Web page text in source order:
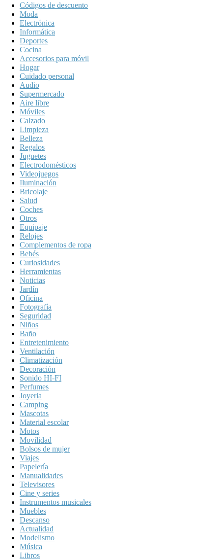
Códigos de descuento
Moda
Electrónica
Informática
Deportes
Cocina
Accesorios para móvil
Hogar
Cuidado personal
Audio
Supermercado
Aire libre
Móviles
Calzado
Limpieza
Belleza
Regalos
Juguetes
Electrodomésticos
Videojuegos
Iluminación
Bricolaje
Salud
Coches
Otros
Equipaje
Relojes
Complementos de ropa
Bebés
Curiosidades
Herramientas
Noticias
Jardín
Oficina
Fotografía
Seguridad
Niños
Baño
Entretenimiento
Ventilación
Climatización
Decoración
Sonido HI-FI
Perfumes
Joyeria
Camping
Mascotas
Material escolar
Motos
Movilidad
Bolsos de mujer
Viajes
Papelería
Manualidades
Televisores
Cine y series
Instrumentos musicales
Muebles
Descanso
Actualidad
Modelismo
Música
Libros